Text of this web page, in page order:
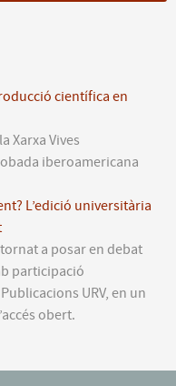
científica en
Xarxa Vives
iberoamericana
L’edició universitària
a posar en debat
participació
URV, en un
obert.